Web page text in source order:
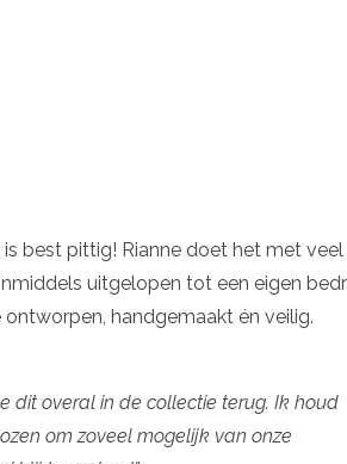
best pittig! Rianne doet het met veel
uitgelopen tot een eigen
handgemaakt én veilig.
dit overal in de collectie terug. Ik houd
om zoveel mogelijk van onze